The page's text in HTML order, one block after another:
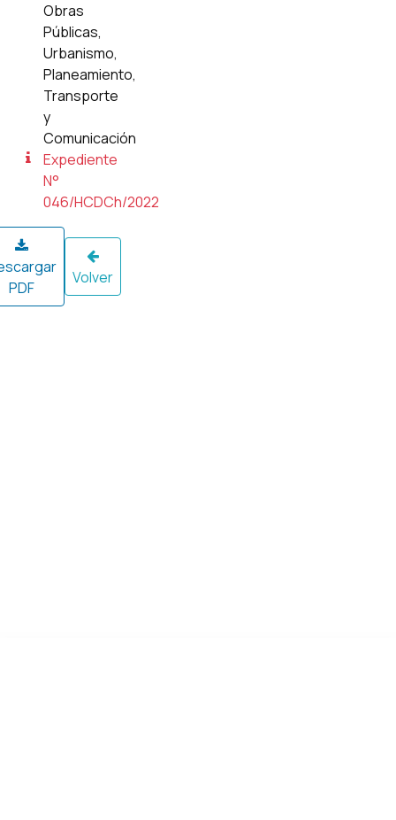
Obras
Públicas,
Urbanismo,
Planeamiento,
Transporte
y
Comunicación
Expediente
N°
046/HCDCh/2022
PDF
Volver